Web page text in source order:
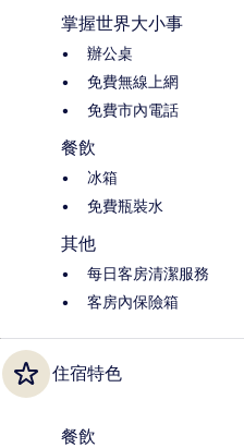
掌握世界大小事
辦公桌
免費無線上網
免費市內電話
餐飲
冰箱
免費瓶裝水
其他
每日客房清潔服務
客房內保險箱
住宿特色
餐飲